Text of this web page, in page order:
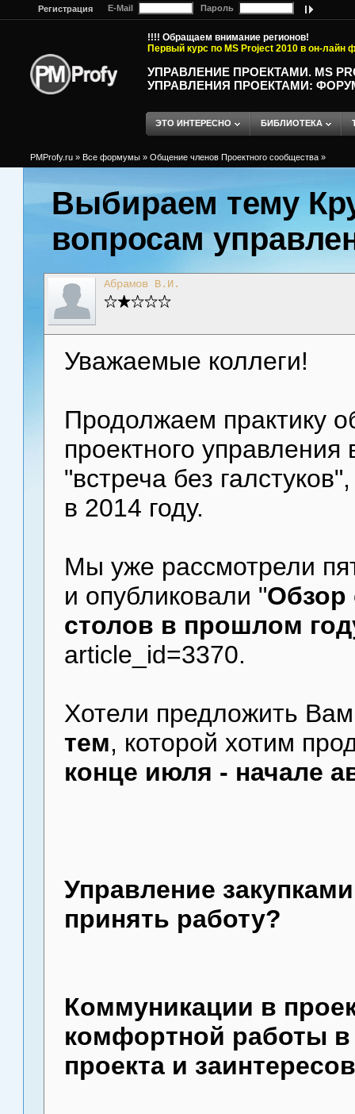
Регистрация E-Mail Пароль
!!!! Обращаем внимание регионов!
Первый курс по MS Project 2010 в он-лайн
УПРАВЛЕНИЕ ПРОЕКТАМИ. MS
УПРАВЛЕНИЯ ПРОЕКТАМИ:
ЭТО ИНТЕРЕСНО БИБЛИОТЕКА
PMProfy.ru » Все формумы » Общение членов Проектного сообщества »
Выбираем тему
вопросам
Абрамов В.И.
Уважаемые коллеги!
Продолжаем практику
проектного
"встреча без
в 2014 году.
Мы уже рассмотрели
и опубликовали "Обзор
столов в прошлом
article_id=3370.
Хотели предложить
тем, которой хотим
конце июля - начале
Управление
принять работу?
Коммуникации в
комфортной работы
проекта и